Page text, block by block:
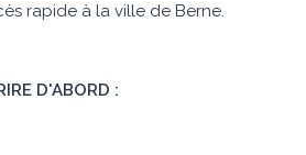
rapide à la ville de Berne.
D'ABORD :